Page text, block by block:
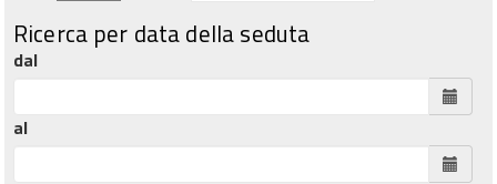
Ricerca per data della seduta
dal
al